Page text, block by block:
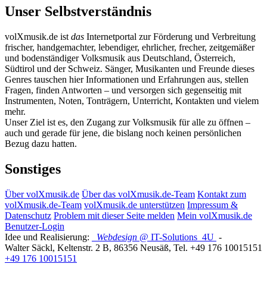
Unser Selbstverständnis
volXmusik.de ist das Internetportal zur Förderung und Verbreitung
frischer, handgemachter, lebendiger, ehrlicher, frecher, zeitgemäßer
und bodenständiger Volksmusik aus Deutschland, Österreich,
Südtirol und der Schweiz. Sänger, Musikanten und Freunde dieses
Genres tauschen hier Informationen und Erfahrungen aus, stellen
Fragen, finden Antworten – und versorgen sich gegenseitig mit
Instrumenten, Noten, Tonträgern, Unterricht, Kontakten und vielem
mehr.
Unser Ziel ist es, den Zugang zur Volksmusik für alle zu öffnen –
auch und gerade für jene, die bislang noch keinen persönlichen
Bezug dazu hatten.
Sonstiges
Über volXmusik.de Über das volXmusik.de-Team Kontakt zum
volXmusik.de-Team volXmusik.de unterstützen Impressum &
Datenschutz Problem mit dieser Seite melden Mein volXmusik.de
Benutzer-Login
Idee und Realisierung:
Webdesign @ IT-Solutions 4U -
Walter Säckl, Keltenstr. 2 B, 86356 Neusäß, Tel. +49 176 10015151
+49 176 10015151